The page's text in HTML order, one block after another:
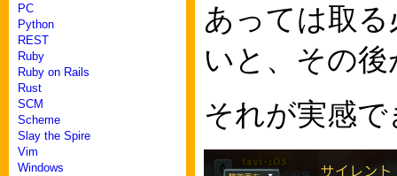
PC
Python
REST
Ruby
Ruby on Rails
Rust
SCM
Scheme
Slay the Spire
Vim
Windows
あっては取
いと、その
それが実感